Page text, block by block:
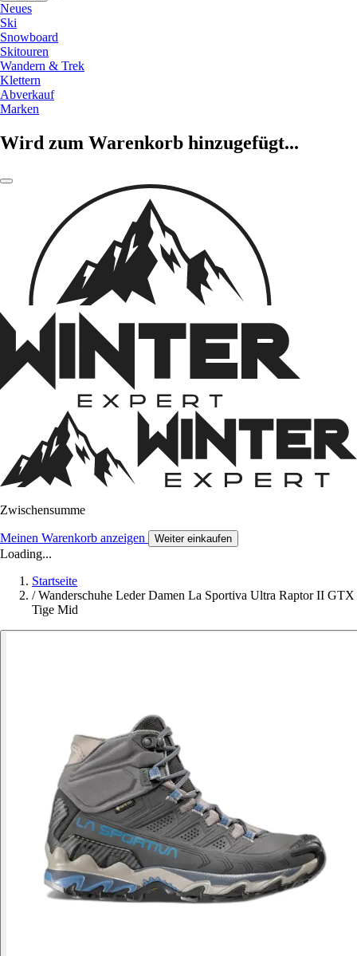
Neues
Ski
Snowboard
Skitouren
Wandern & Trek
Klettern
Abverkauf
Marken
Wird zum Warenkorb hinzugefügt...
Zwischensumme
Meinen Warenkorb anzeigen Weiter einkaufen
Loading...
Startseite
/ Wanderschuhe Leder Damen La Sportiva Ultra Raptor II GTX
Tige Mid